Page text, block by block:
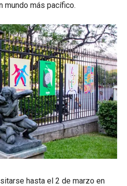
mundo más pacífico.
hasta el 2 de marzo en